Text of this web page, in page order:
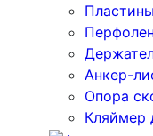
Анкер-
Опора
Кляймер